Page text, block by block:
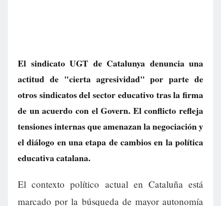
El sindicato UGT de Catalunya denuncia una
actitud de "cierta agresividad" por parte de
otros sindicatos del sector educativo tras la firma
de un acuerdo con el Govern. El conflicto refleja
tensiones internas que amenazan la negociación y
el diálogo en una etapa de cambios en la política
educativa catalana.
El contexto político actual en Cataluña está
marcado por la búsqueda de mayor autonomía